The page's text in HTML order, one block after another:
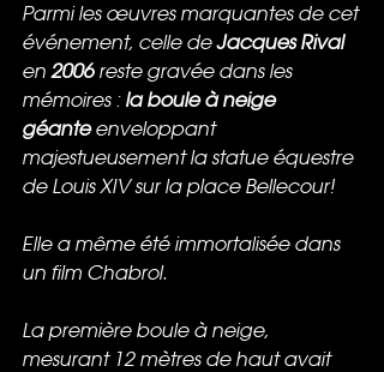
Parmi les œuvres marquantes de cet
événement, celle de Jacques Rival
en 2006 reste gravée dans les
mémoires : la boule à neige
géante enveloppant
majestueusement la statue équestre
de Louis XIV sur la place Bellecour!
Elle a même été immortalisée dans
un film Chabrol.
La première boule à neige,
mesurant 12 mètres de haut avait